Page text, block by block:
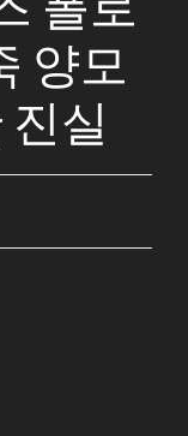
양모
실